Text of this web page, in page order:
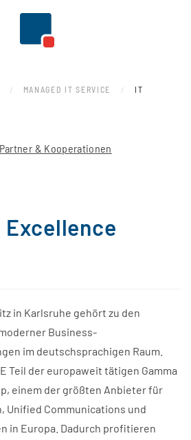
MANAGED IT SERVICE
IT
& Kooperationen
Excellence
in Karlsruhe gehört zu den
Business-
im deutschsprachigen Raum.
Teil der europaweit tätigen Gamma
einem der größten Anbieter für
Unified Communications und
in Europa. Dadurch profitieren